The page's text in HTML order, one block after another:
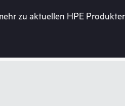
zu aktuellen HPE